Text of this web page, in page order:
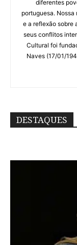
diferentes
portuguesa.
e a reflexão sobre
seus conflitos
Cultural foi
Naves (17/01/
DESTAQUES